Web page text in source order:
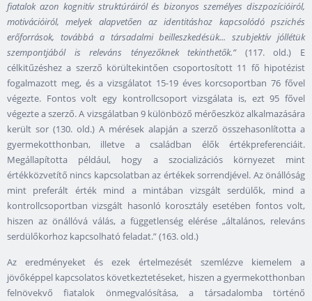
fiatalok azon kognitív struktúráiról és bizonyos személyes diszpozícióiról,
motivációiról, melyek alapvetően az identitáshoz kapcsolódó pszichés
erőforrások, továbbá a társadalmi beilleszkedésük... szubjektív jóllétük
szempontjából is releváns tényezőknek tekinthetők.”(117. old.) E
célkitűzéshez a szerző körültekintően csoportosított 11 fő hipotézist
fogalmazott meg, és a vizsgálatot 15-19 éves korcsoportban 76 fővel
végezte. Fontos volt egy kontrollcsoport vizsgálata is, ezt 95 fővel
végezte a szerző. A vizsgálatban 9 különböző mérőeszköz alkalmazására
került sor (130. old.) A mérések alapján a szerző összehasonlította a
gyermekotthonban, illetve a családban élők értékpreferenciáit.
Megállapította például, hogy a szocializációs környezet mint
értékközvetítő nincs kapcsolatban az értékek sorrendjével. Az önállóság
mint preferált érték mind a mintában vizsgált serdülők, mind a
kontrollcsoportban vizsgált hasonló korosztály esetében fontos volt,
hiszen az önállóvá válás, a függetlenség elérése „általános, releváns
serdülőkorhoz kapcsolható feladat.” (163. old.)
Az eredményeket és ezek értelmezését szemlézve kiemelem a
jövőképpel kapcsolatos következtetéseket, hiszen a gyermekotthonban
felnövekvő fiatalok önmegvalósítása, a társadalomba történő